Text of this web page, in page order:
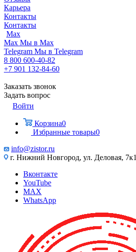
Карьера
Контакты
Контакты
Max
Max Мы в Max
Telegram Мы в Telegram
8 800 600-40-82
+7 901 132-84-60
Заказать звонок
Задать вопрос
Войти
Корзина0
Избранные товары0
info@zistor.ru
г. Нижний Новгород, ул. Деловая, 7к1
Вконтакте
YouTube
MAX
WhatsApp